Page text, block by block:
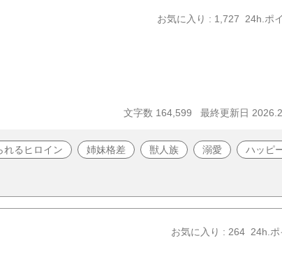
お気に入り : 1,727 24h.ポ
文字数 164,599 最終更新日
れるヒロイン 姉妹格差 獣人族 溺愛 ハッピ
お気に入り : 264 24h.